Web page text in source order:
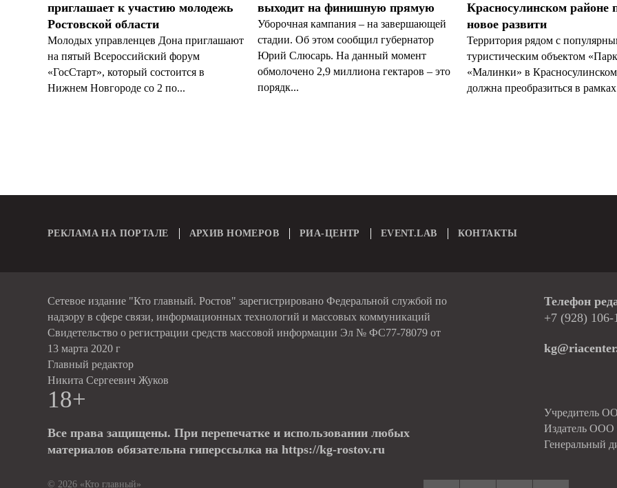
приглашает к участию молодежь
Ростовской области
Молодых управленцев Дона приглашают
на пятый Всероссийский форум
«ГосСтарт», который состоится в
Нижнем Новгороде со 2 по...
выходит на финишную прямую
Уборочная кампания – на завершающей
стадии. Об этом сообщил губернатор
Юрий Слюсарь. На данный момент
обмолочено 2,9 миллиона гектаров – это
порядк...
Красносулинском районе
новое развити
Территория рядом с
туристическим объектом
«Малинки» в
должна преобразиться в
РЕКЛАМА НА ПОРТАЛЕ АРХИВ НОМЕРОВ РИА-ЦЕНТР EVENT.LAB КОНТАКТЫ
Сетевое издание "Кто главный. Ростов" зарегистрировано Федеральной службой по
надзору в сфере связи, информационных технологий и массовых коммуникаций
Свидетельство о регистрации средств массовой информации Эл № ФС77-78079 от
13 марта 2020 г
Главный редактор
Никита Сергеевич Жуков
18+
Все права защищены. При перепечатке и использовании любых
материалов обязательна гиперссылка на https://kg-rostov.ru
Телефон
+7 (928) 106-
Учредитель
Издатель
Генеральный
© 2026 «Кто главный»